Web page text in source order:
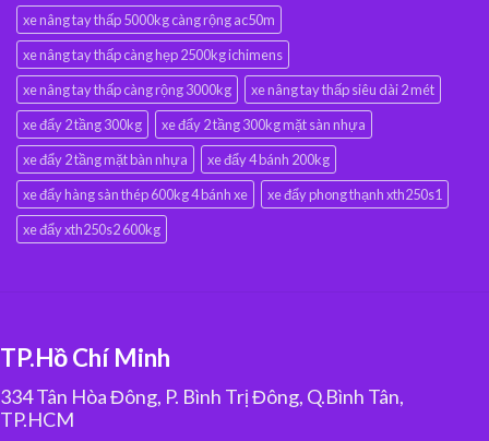
xe nâng tay thấp 5000kg càng rộng ac50m
xe nâng tay thấp càng hẹp 2500kg ichimens
xe nâng tay thấp càng rộng 3000kg
xe nâng tay thấp siêu dài 2 mét
xe đẩy 2 tầng 300kg
xe đẩy 2 tầng 300kg mặt sàn nhựa
xe đẩy 2 tầng mặt bàn nhựa
xe đẩy 4 bánh 200kg
xe đẩy hàng sàn thép 600kg 4 bánh xe
xe đẩy phong thạnh xth250s1
xe đẩy xth250s2 600kg
TP.Hồ Chí Minh
334 Tân Hòa Đông, P. Bình Trị Đông, Q.Bình Tân,
TP.HCM